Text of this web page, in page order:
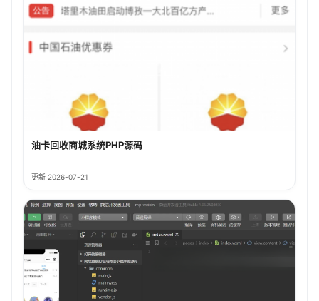
油卡回收商城系统PHP源码
更新 2026-07-21